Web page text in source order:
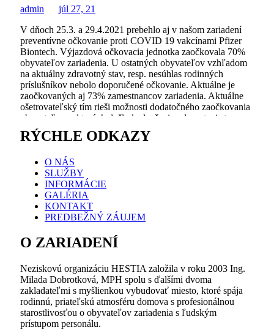
admin
júl 27, 21
V dňoch 25.3. a 29.4.2021 prebehlo aj v našom zariadení
preventívne očkovanie proti COVID 19 vakcínami Pfizer
Biontech. Výjazdová očkovacia jednotka zaočkovala 70%
obyvateľov zariadenia. U ostatných obyvateľov vzhľadom
na aktuálny zdravotný stav, resp. nesúhlas rodinných
príslušníkov nebolo doporučené očkovanie. Aktuálne je
zaočkovaných aj 73% zamestnancov zariadenia. Aktuálne
ošetrovateľský tím rieši možnosti dodatočného zaočkovania
obyvateľov, u ktorých došlo k zlepšeniu zdravotnej stavu a
celkovej kondície. Návštevy priateľov a rodinných
príslušníkov opäť umožnené! Vzhľadom na zlepšujúcu sa
semafor platný pre Bratislavu sú opäť otvorené brány nášho
zariadenia pre priateľov a rodinných príslušníkov našich
obyvateľov. Samozrejme stretnutia sa realizujú za
podmienky dodržiavania prísnych hygienických a
bezpečnostných opatrení – bez osobného kontaktu, s
dodržaním bezpečnej min. 2m vzdialenosti a vzájomných
záhrady a terasy na poschodí zariadenia. Vopred je dôležité
sa nahlásiť s požiadavkou návštevy u riaditeľky zariadenia,
neprichádzalo k veľkej koncentrácií osôb v objekte v
určitých časových intervaloch.
RÝCHLE ODKAZY
O NÁS
SLUŽBY
INFORMÁCIE
GALÉRIA
KONTAKT
PREDBEŽNÝ ZÁUJEM
O ZARIADENÍ
Neziskovú organizáciu HESTIA založila v roku 2003 Ing.
Milada Dobrotková, MPH spolu s ďalšími dvoma
zakladateľmi s myšlienkou vybudovať miesto, ktoré spája
rodinnú, priateľskú atmosféru domova s profesionálnou
starostlivosťou o obyvateľov zariadenia s ľudským
prístupom personálu.